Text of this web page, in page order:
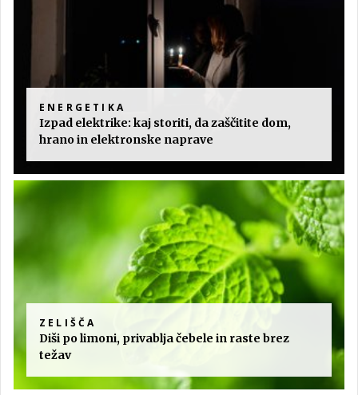
ENERGETIKA
Izpad elektrike: kaj storiti, da zaščitite dom,
hrano in elektronske naprave
ZELIŠČA
Diši po limoni, privablja čebele in raste brez
težav